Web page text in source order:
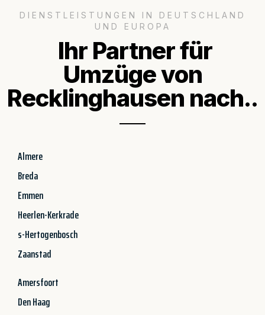
DIENSTLEISTUNGEN IN DEUTSCHLAND
UND EUROPA
Ihr Partner für
Umzüge von
Recklinghausen nach..
Almere
Breda
Emmen
Heerlen-Kerkrade
s-Hertogenbosch
Zaanstad
Amersfoort
Den Haag